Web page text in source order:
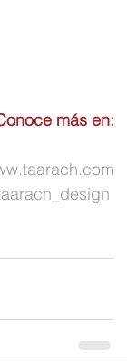
más en: